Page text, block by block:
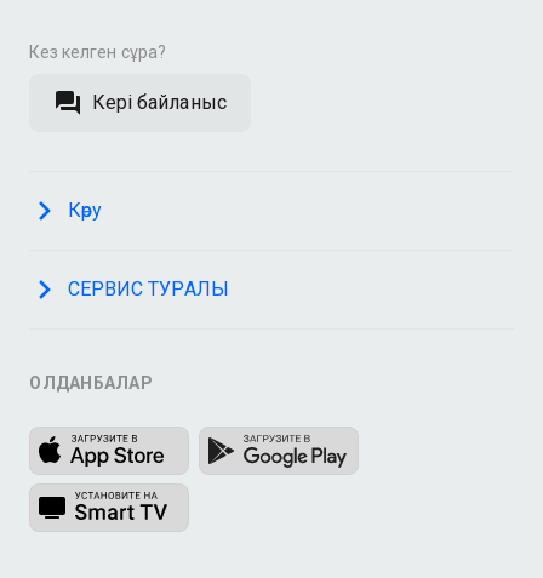
Кез келген сұрақ?
Кері байланыс
Көру
СЕРВИС ТУРАЛЫ
ҚОЛДАНБАЛАР